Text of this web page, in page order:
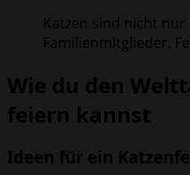
Katzen sind nicht
Familienmitglieder.
Wie du den
feiern kannst
Ideen für ein